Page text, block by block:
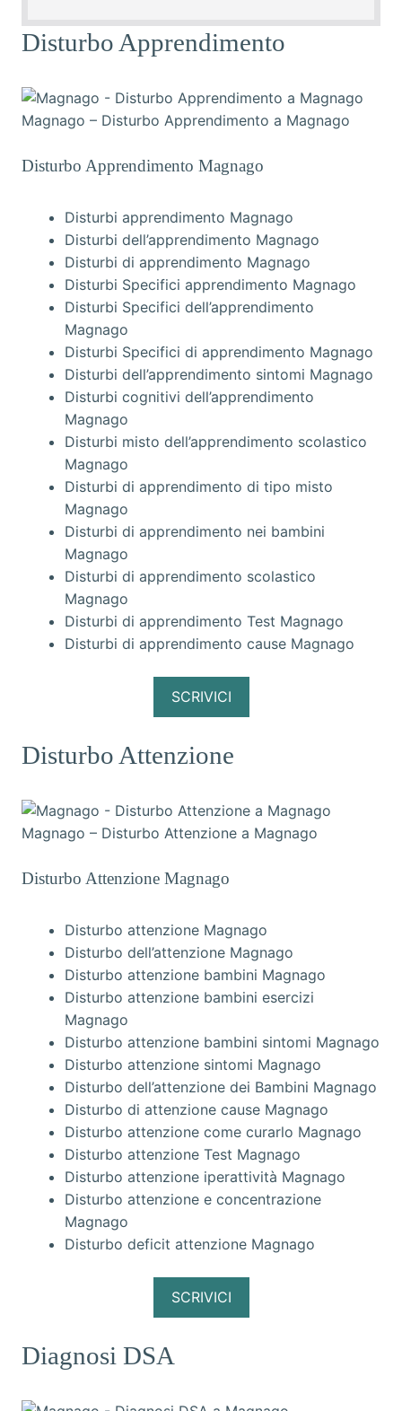
Disturbo Apprendimento
Magnago – Disturbo Apprendimento a Magnago
Disturbo Apprendimento Magnago
Disturbi apprendimento Magnago
Disturbi dell’apprendimento Magnago
Disturbi di apprendimento Magnago
Disturbi Specifici apprendimento Magnago
Disturbi Specifici dell’apprendimento
Magnago
Disturbi Specifici di apprendimento Magnago
Disturbi dell’apprendimento sintomi Magnago
Disturbi cognitivi dell’apprendimento
Magnago
Disturbi misto dell’apprendimento scolastico
Magnago
Disturbi di apprendimento di tipo misto
Magnago
Disturbi di apprendimento nei bambini
Magnago
Disturbi di apprendimento scolastico
Magnago
Disturbi di apprendimento Test Magnago
Disturbi di apprendimento cause Magnago
SCRIVICI
Disturbo Attenzione
Magnago – Disturbo Attenzione a Magnago
Disturbo Attenzione Magnago
Disturbo attenzione Magnago
Disturbo dell’attenzione Magnago
Disturbo attenzione bambini Magnago
Disturbo attenzione bambini esercizi
Magnago
Disturbo attenzione bambini sintomi Magnago
Disturbo attenzione sintomi Magnago
Disturbo dell’attenzione dei Bambini Magnago
Disturbo di attenzione cause Magnago
Disturbo attenzione come curarlo Magnago
Disturbo attenzione Test Magnago
Disturbo attenzione iperattività Magnago
Disturbo attenzione e concentrazione
Magnago
Disturbo deficit attenzione Magnago
SCRIVICI
Diagnosi DSA